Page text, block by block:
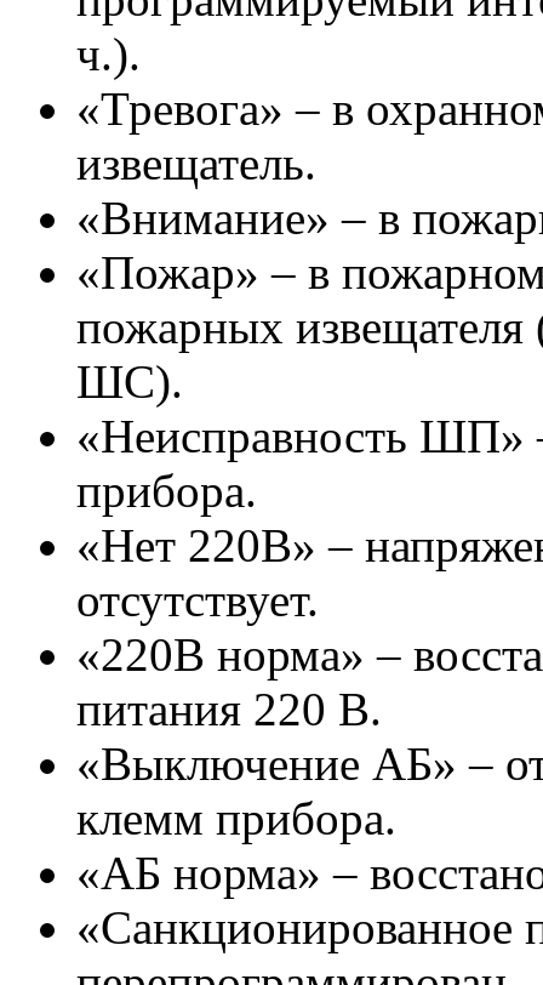
ч.).
«Тревога» – в
извещатель.
«Внимание» – в
«Пожар» – в
пожарных извещателя
ШС).
«Неисправность
прибора.
«Нет 220В» –
отсутствует.
«220В норма» –
питания 220 В.
«Выключение АБ» –
клемм прибора.
«АБ норма» –
«Санкционированное